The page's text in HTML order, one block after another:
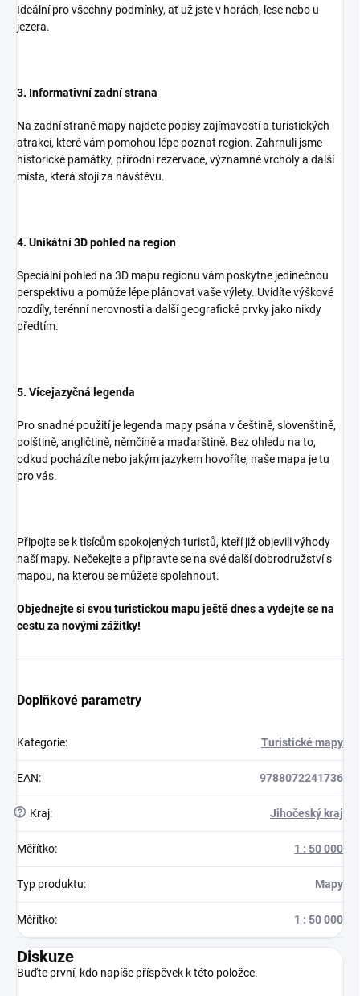
Ideální pro všechny podmínky, ať už jste v horách, lese nebo u
jezera.
3. Informativní zadní strana
Na zadní straně mapy najdete popisy zajímavostí a turistických
atrakcí, které vám pomohou lépe poznat region. Zahrnuli jsme
historické památky, přírodní rezervace, významné vrcholy a další
místa, která stojí za návštěvu.
4. Unikátní 3D pohled na region
Speciální pohled na 3D mapu regionu vám poskytne jedinečnou
perspektivu a pomůže lépe plánovat vaše výlety. Uvidíte výškové
rozdíly, terénní nerovnosti a další geografické prvky jako nikdy
předtím.
5. Vícejazyčná legenda
Pro snadné použití je legenda mapy psána v češtině, slovenštině,
polštině, angličtině, němčině a maďarštině. Bez ohledu na to,
odkud pocházíte nebo jakým jazykem hovoříte, naše mapa je tu
pro vás.
Připojte se k tisícům spokojených turistů, kteří již objevili výhody
naší mapy. Nečekejte a připravte se na své další dobrodružství s
mapou, na kterou se můžete spolehnout.
Objednejte si svou turistickou mapu ještě dnes a vydejte se na
cestu za novými zážitky!
Doplňkové parametry
Kategorie: Turistické mapy
EAN: 9788072241736
? Kraj: Jihočeský kraj
Měřítko: 1 : 50 000
Typ produktu: Mapy
Měřítko: 1 : 50 000
Diskuze
Buďte první, kdo napíše příspěvek k této položce.